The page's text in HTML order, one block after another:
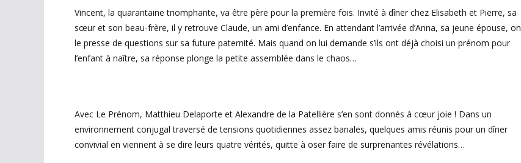
Vincent, la quarantaine triomphante, va être père pour la première fois. Invité à dîner chez Elisabeth et Pierre, sa
sœur et son beau-frère, il y retrouve Claude, un ami d’enfance. En attendant l’arrivée d’Anna, sa jeune épouse, on
le presse de questions sur sa future paternité. Mais quand on lui demande s’ils ont déjà choisi un prénom pour
l’enfant à naître, sa réponse plonge la petite assemblée dans le chaos…
Avec Le Prénom, Matthieu Delaporte et Alexandre de la Patellière s’en sont donnés à cœur joie ! Dans un
environnement conjugal traversé de tensions quotidiennes assez banales, quelques amis réunis pour un dîner
convivial en viennent à se dire leurs quatre vérités, quitte à oser faire de surprenantes révélations…